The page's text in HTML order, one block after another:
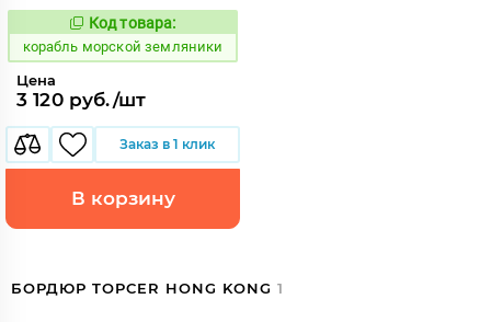
Код:
773156
Код товара:
корабль морской земляники
Цена
3 120 руб./шт
Заказ в 1 клик
В корзину
БОРДЮР TOPCER HONG KONG 1